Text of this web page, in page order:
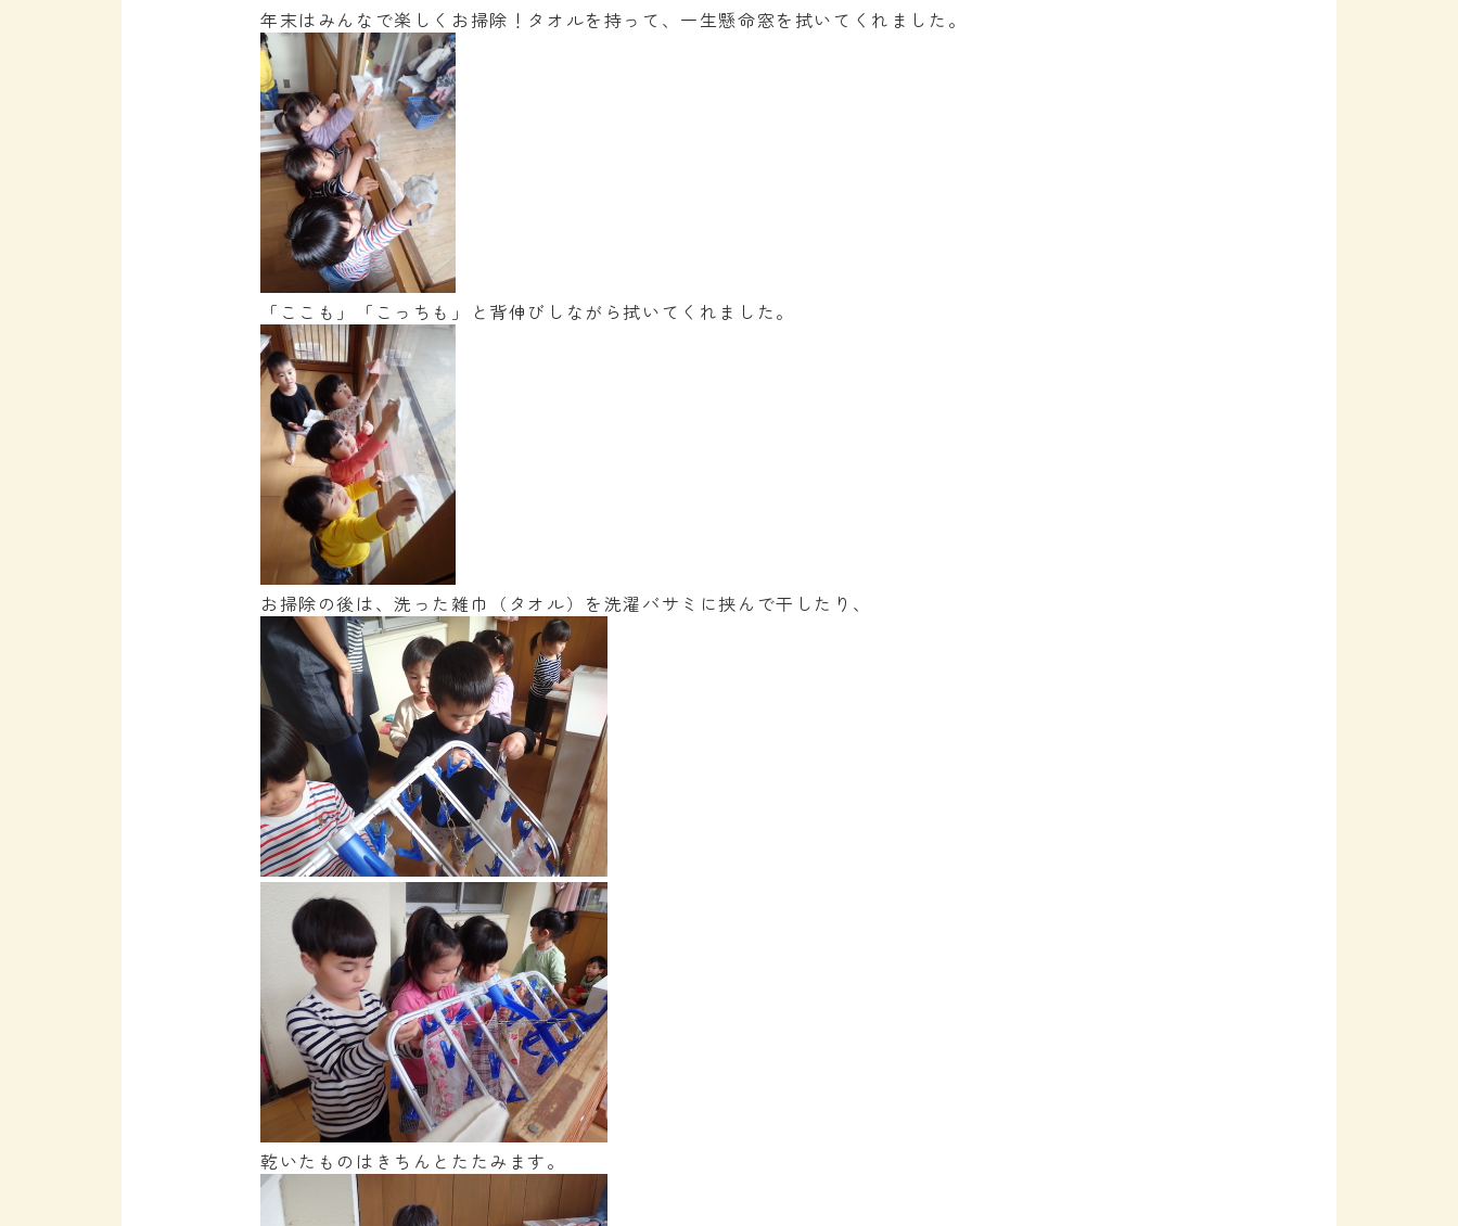
年末はみんなで楽しくお掃除！タオルを持って、一生懸命窓を拭いてくれました。
「ここも」「こっちも」と背伸びしながら拭いてくれました。
お掃除の後は、洗った雑巾（タオル）を洗濯バサミに挟んで干したり、
乾いたものはきちんとたたみます。